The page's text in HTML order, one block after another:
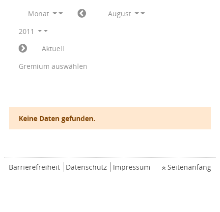
Monat
August
2011
Aktuell
Gremium auswählen
Keine Daten gefunden.
Barrierefreiheit Datenschutz Impressum Seitenanfang